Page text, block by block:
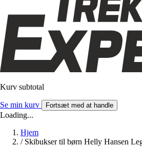
Kurv subtotal
Se min kurv Fortsæt med at handle
Loading...
Hjem
/ Skibukser til børn Helly Hansen